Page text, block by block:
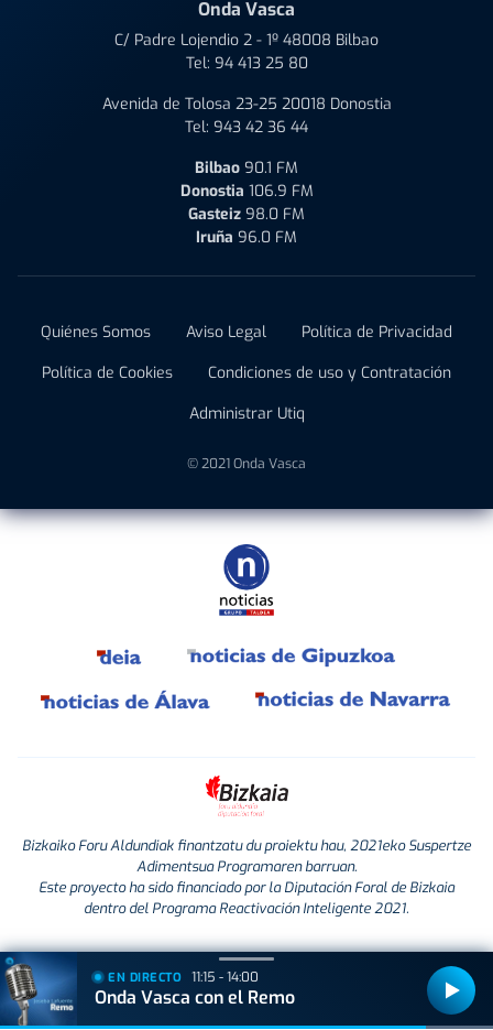
Onda Vasca
C/ Padre Lojendio 2 - 1º 48008 Bilbao
Tel: 94 413 25 80
Avenida de Tolosa 23-25 20018 Donostia
Tel: 943 42 36 44
Bilbao 90.1 FM
Donostia 106.9 FM
Gasteiz 98.0 FM
Iruña 96.0 FM
Quiénes Somos Aviso Legal
Política de Privacidad
Política de Cookies
Condiciones de uso y Contratación
Administrar Utiq
© 2021 Onda Vasca
Bizkaiko Foru Aldundiak finantzatu du proiektu hau, 2021eko Suspertze
Adimentsua Programaren barruan.
Este proyecto ha sido financiado por la Diputación Foral de Bizkaia
dentro del Programa Reactivación Inteligente 2021.
EN DIRECTO 11:15 - 14:00
Onda Vasca con el Remo